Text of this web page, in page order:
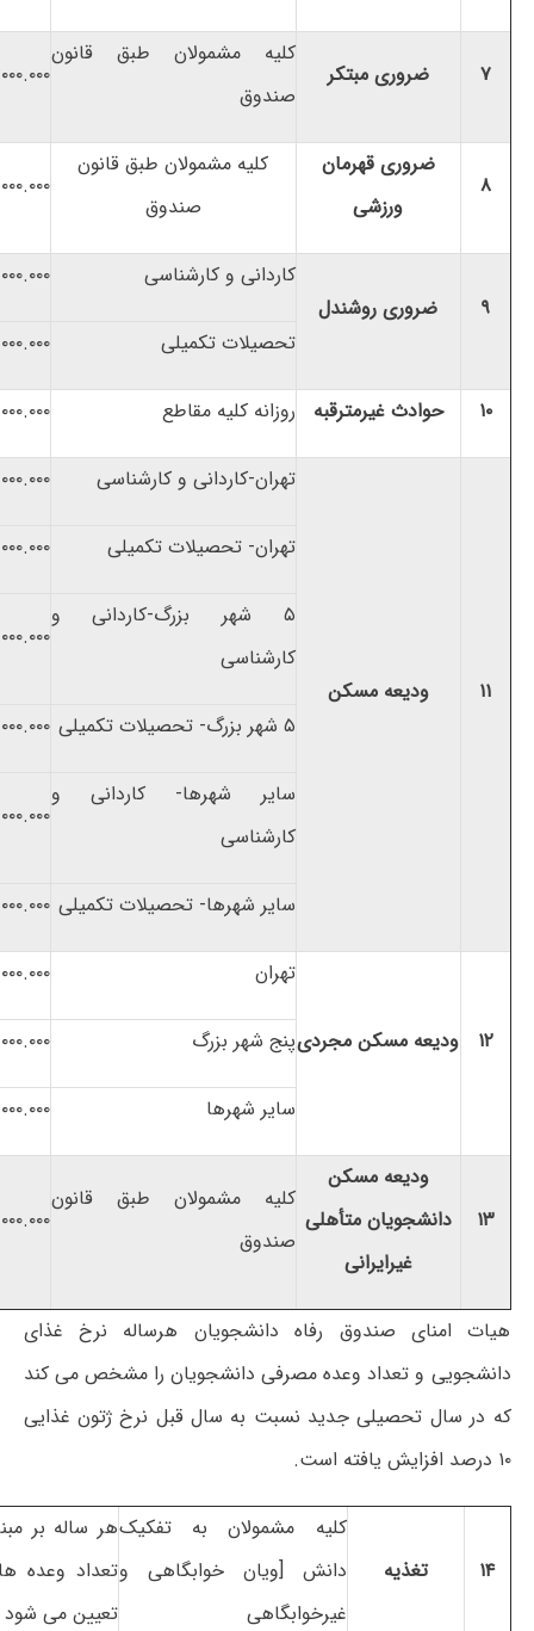
۷ ضروری مبتکر
کلیه مشمولان طبق قانون
صندوق
۸
ضروری قهرمان
ورزشی
کلیه مشمولان طبق قانون
صندوق
۹ ضروری روشندل
کاردانی و کارشناسی
تحصیلات تکمیلی
۱۰ حوادث غیرمترقبه روزانه کلیه مقاطع
۱۱ ودیعه مسکن
تهران-کاردانی و کارشناسی
تهران- تحصیلات تکمیلی
۵ شهر بزرگ-کاردانی و
کارشناسی
۵ شهر بزرگ- تحصیلات تکمیلی
سایر شهرها- کاردانی و
کارشناسی
سایر شهرها- تحصیلات تکمیلی
۱۲ ودیعه مسکن مجردی
تهران
پنج شهر بزرگ
سایر شهرها
۱۳
ودیعه مسکن
دانشجویان متأهلی
غیرایرانی
کلیه مشمولان طبق قانون
صندوق
هیات امنای صندوق رفاه دانشجویان هرساله نرخ غذای
دانشجویی و تعداد وعده مصرفی دانشجویان را مشخص می کند
که در سال تحصیلی جدید نسبت به سال قبل نرخ ژتون غذایی
۱۰ درصد افزایش یافته است.
۱۴ تغذیه
کلیه مشمولان به تفکیک
دانش [ویان خوابگاهی و
غیرخوابگاهی
هر ساله بر
تعداد وعده
تعیین می شود